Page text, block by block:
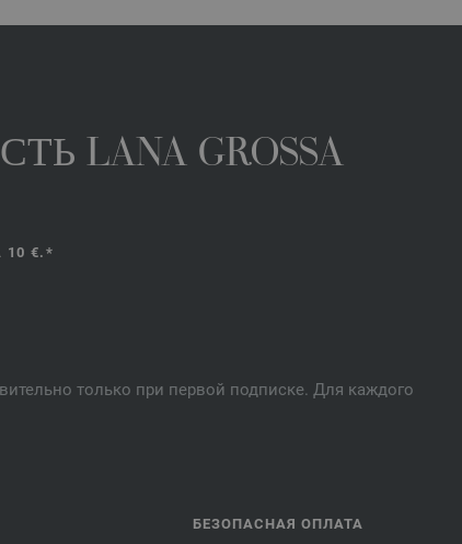
LANA GROSSA
€.*
только при первой подписке. Для каждого
БЕЗОПАСНАЯ ОПЛАТА